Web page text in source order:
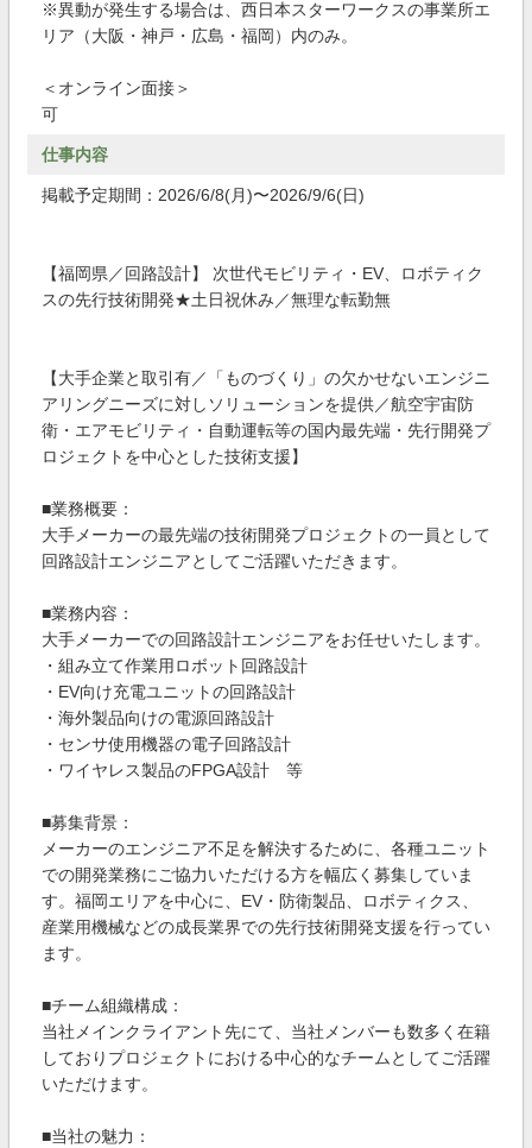
※異動が発生する場合は、西日本スターワークスの事業所エ
リア（大阪・神戸・広島・福岡）内のみ。
＜オンライン面接＞
可
仕事内容
掲載予定期間：2026/6/8(月)〜2026/9/6(日)
【福岡県／回路設計】 次世代モビリティ・EV、ロボティク
スの先行技術開発★土日祝休み／無理な転勤無
【大手企業と取引有／「ものづくり」の欠かせないエンジニ
アリングニーズに対しソリューションを提供／航空宇宙防
衛・エアモビリティ・自動運転等の国内最先端・先行開発プ
ロジェクトを中心とした技術支援】
■業務概要：
大手メーカーの最先端の技術開発プロジェクトの一員として
回路設計エンジニアとしてご活躍いただきます。
■業務内容：
大手メーカーでの回路設計エンジニアをお任せいたします。
・組み立て作業用ロボット回路設計
・EV向け充電ユニットの回路設計
・海外製品向けの電源回路設計
・センサ使用機器の電子回路設計
・ワイヤレス製品のFPGA設計 等
■募集背景：
メーカーのエンジニア不足を解決するために、各種ユニット
での開発業務にご協力いただける方を幅広く募集していま
す。福岡エリアを中心に、EV・防衛製品、ロボティクス、
産業用機械などの成長業界での先行技術開発支援を行ってい
ます。
■チーム組織構成：
当社メインクライアント先にて、当社メンバーも数多く在籍
しておりプロジェクトにおける中心的なチームとしてご活躍
いただけます。
■当社の魅力：